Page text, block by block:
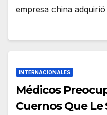
empresa china
INTERNACIONALES
Médicos
Cuernos Que